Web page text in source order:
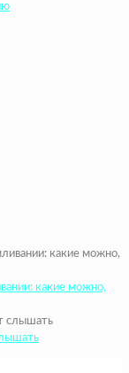
какие можно,